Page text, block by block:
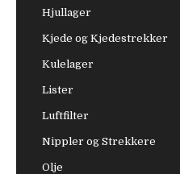
Hjullager
Kjede og Kjedestrekker
Kulelager
Lister
Luftfilter
Nippler og Strekkere
Olje